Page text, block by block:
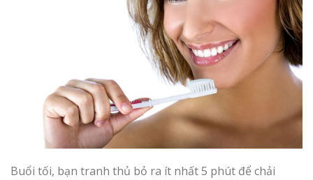
Buổi tối, bạn tranh thủ bỏ ra ít nhất 5 phút để chải